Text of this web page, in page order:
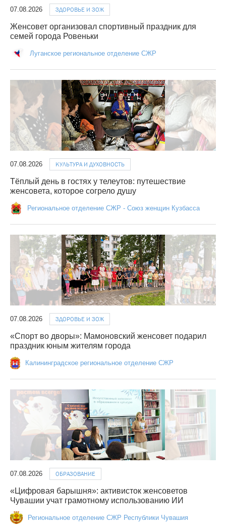
07.08.2026 ЗДОРОВЬЕ И ЗОЖ
Женсовет организовал спортивный праздник для
семей города Ровеньки
Луганское региональное отделение СЖР
07.08.2026 КУЛЬТУРА И ДУХОВНОСТЬ
Тёплый день в гостях у телеутов: путешествие
женсовета, которое согрело душу
Региональное отделение СЖР - Союз женщин Кузбасса
07.08.2026 ЗДОРОВЬЕ И ЗОЖ
«Спорт во дворы»: Мамоновский женсовет подарил
праздник юным жителям города
Калининградское региональное отделение СЖР
07.08.2026 ОБРАЗОВАНИЕ
«Цифровая барышня»: активисток женсоветов
Чувашии учат грамотному использованию ИИ
Региональное отделение СЖР Республики Чувашия